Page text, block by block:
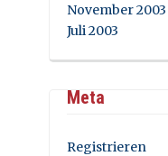
November 2003
Juli 2003
Meta
Registrieren